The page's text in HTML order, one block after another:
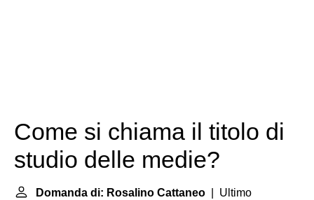
Come si chiama il titolo di
studio delle medie?
Domanda di: Rosalino Cattaneo | Ultimo